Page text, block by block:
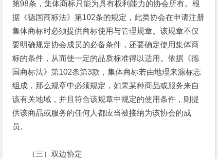
第98条，集体商标只能为具有权利能力的协会所有。根
据《德国商标法》第102条的规定，此类协会在申请注册
集体商标时必须提供商标使用与管理规章。该规章不仅
要明确规定协会成员的必备条件，还要确定使用集体商
标的条件，从而使一定的品质标准得以适用。依据《德
国商标法》第102条第3款，集体商标若由地理来源标志
组成，那么规章中必须规定，如果某种商品或服务来自
该有关地域，并且符合该规章中规定的使用条件，则提
供该商品或服务的任何人都应当被接纳为该协会的成
员。
（三）双边协定